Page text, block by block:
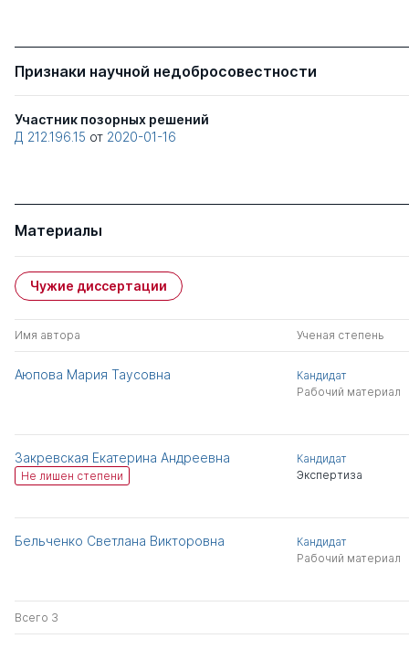
Признаки научной недобросовестности
Участник позорных решений
Д 212.196.15 от 2020-01-16
Материалы
Чужие диссертации
Имя автора Ученая степень
Аюпова Мария Таусовна
Кандидат
Рабочий материал
Закревская Екатерина Андреевна
Не лишен степени
Кандидат
Экспертиза
Бельченко Светлана Викторовна
Кандидат
Рабочий материал
Всего 3